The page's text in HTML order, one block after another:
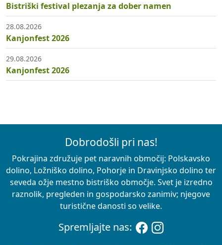
Bistriški festival plezanja za dober namen
28.08.2026
Kanjonfest 2026
29.08.2026
Kanjonfest 2026
Dobrodošli pri nas!
Pokrajina združuje pet naravnih območij: Polskavsko
dolino, Ložniško dolino, Pohorje in Dravinjsko dolino ter
seveda ožje mestno bistriško območje. Svet je izredno
raznolik, pregleden in gospodarsko zanimiv; njegove
turistične danosti so velike.
Spremljajte nas: